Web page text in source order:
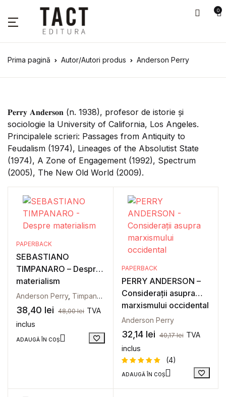
0
Prima pagină Autor/Autori produs Anderson Perry
𝐏𝐞𝐫𝐫𝐲 𝐀𝐧𝐝𝐞𝐫𝐬𝐨𝐧 (n. 1938), profesor de istorie și
sociologie la University of California, Los Angeles.
Principalele scrieri: Passages from Antiquity to
Feudalism (1974), Lineages of the Absolutist State
(1974), A Zone of Engagement (1992), Spectrum
(2005), The New Old World (2009).
PAPERBACK
SEBASTIANO
TIMPANARO – Despre
materialism
Anderson Perry, Timpanaro Sebastiano
38,40 lei 48,00lei TVA
inclus
ADAUGĂ ÎN COȘ
PAPERBACK
PERRY ANDERSON –
Considerații asupra
marxismului occidental
Anderson Perry
32,14 lei 40,17lei TVA
inclus
Evaluat la
pe baza a
4
(4)
ADAUGĂ ÎN COȘ